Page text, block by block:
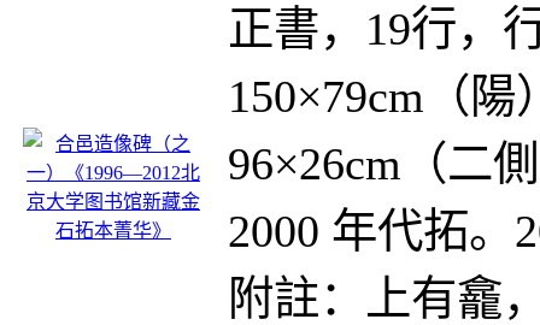
正書，19行，
150×79cm（陽
96×26cm（二
2000 年代拓。
附註：上有龕